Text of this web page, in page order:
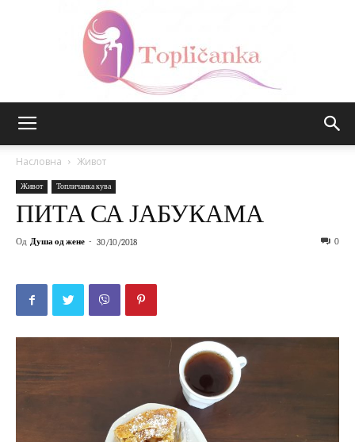
Насловна Живот
Живот Топличанка кува
ПИТА СА ЈАБУКАМА
Од Душа од жене - 30/10/2018 0